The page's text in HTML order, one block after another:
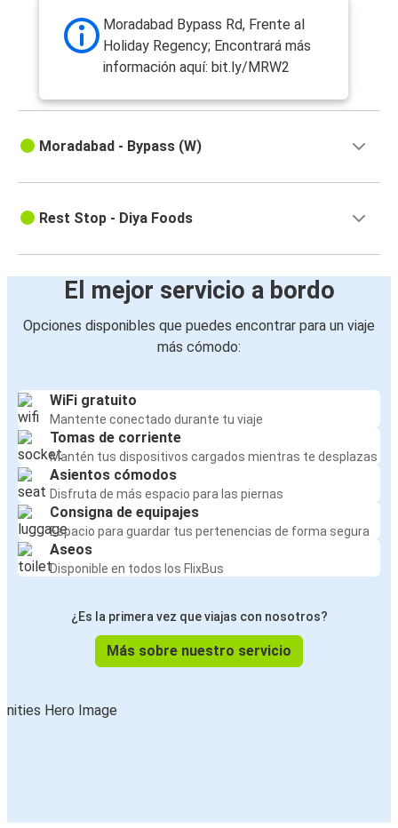
Moradabad Bypass Rd, Frente al
Holiday Regency; Encontrará más
información aquí: bit.ly/MRW2
Moradabad - Bypass (W)
Rest Stop - Diya Foods
El mejor servicio a bordo
Opciones disponibles que puedes encontrar para un viaje
más cómodo:
WiFi gratuito
Mantente conectado durante tu viaje
Tomas de corriente
Mantén tus dispositivos cargados mientras te desplazas
Asientos cómodos
Disfruta de más espacio para las piernas
Consigna de equipajes
Espacio para guardar tus pertenencias de forma segura
Aseos
Disponible en todos los FlixBus
¿Es la primera vez que viajas con nosotros?
Más sobre nuestro servicio